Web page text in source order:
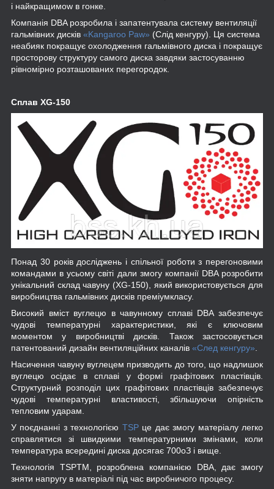
і найкращимow в гонке.
Компанія DBA розробила і запатентувала систему вентиляції
гальмівних дисків «Kangaroo Paw» (Слід кенгуру). Ця система
неабияк покращує охолодження гальмівного диска і покращує
просторову структуру самого диска завдяки застосуванню
рівномірно розташованих перегородок.
Сплав XG-150
Понад 30 років досліджень і спільної роботи з перегоновими
командами в усьому світі дали змогу компанії DBA розробити
унікальний склад чавуну (XG-150), який використовується для
виробництва гальмівних дисків преміумкласу.
Високий вміст вуглецю в чавунному сплаві DBA забезпечує
чудові температурні характеристики, які є ключовим
моментом у виробництві дисків. Також застосовується
патентований дизайн вентиляційних каналів «След кенгуру».
Насичення чавуну вуглецем призводить до того, що надлишок
вуглецю осідає в сплаві у формі графітових пластівців.
Структурний розподіл цих графітових пластівців забезпечує
чудові температурні властивості, збільшуючи опірність
тепловим ударам.
У поєднанні з технологією TSPце дає змогу матеріалу легко
справлятися зі швидкими температурними змінами, коли
температура всередині диска досягає 700oЗ і вище.
Технологія TSPTM, розроблена компанією DBA, дає змогу
зняти напругу в матеріалі під час виробничого процесу.